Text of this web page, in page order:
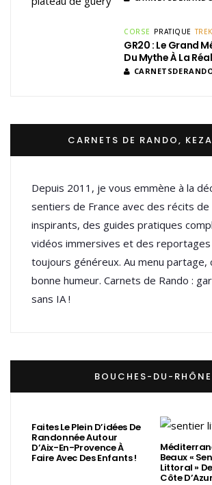
CORSE PRATIQUE
GR20 : Le Grand
Du Mythe À La
CARNETS DE RANDO,
Depuis 2011, je vous emmène à la
sentiers de France avec des récits de
inspirants, des guides pratiques
vidéos immersives et des
toujours généreux. Au menu partage,
bonne humeur. Carnets de Rando :
sans IA !
BOUCHES-DU-RHÔNE
Faites Le Plein D’idées De
Randonnée Autour
D’Aix-En-Provence À
Faire Avec Des Enfants ! Beaux «
Littoral »
Côte D’Azur